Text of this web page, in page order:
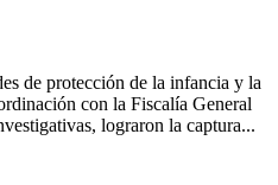
de protección de la infancia y la
con la Fiscalía General
lograron la captura...